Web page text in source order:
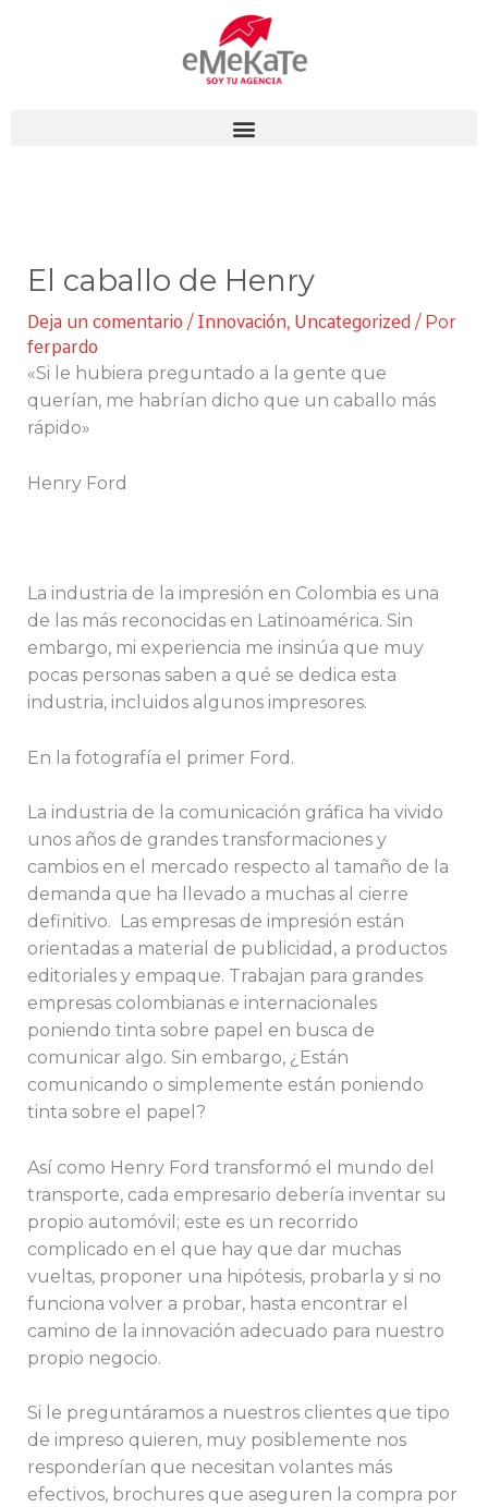
El caballo de Henry
Deja un comentario / Innovación, Uncategorized / Por
ferpardo
«Si le hubiera preguntado a la gente que
querían, me habrían dicho que un caballo más
rápido»
Henry Ford
La industria de la impresión en Colombia es una
de las más reconocidas en Latinoamérica. Sin
embargo, mi experiencia me insinúa que muy
pocas personas saben a qué se dedica esta
industria, incluidos algunos impresores.
En la fotografía el primer Ford.
La industria de la comunicación gráfica ha vivido
unos años de grandes transformaciones y
cambios en el mercado respecto al tamaño de la
demanda que ha llevado a muchas al cierre
definitivo. Las empresas de impresión están
orientadas a material de publicidad, a productos
editoriales y empaque. Trabajan para grandes
empresas colombianas e internacionales
poniendo tinta sobre papel en busca de
comunicar algo. Sin embargo, ¿Están
comunicando o simplemente están poniendo
tinta sobre el papel?
Así como Henry Ford transformó el mundo del
transporte, cada empresario debería inventar su
propio automóvil; este es un recorrido
complicado en el que hay que dar muchas
vueltas, proponer una hipótesis, probarla y si no
funciona volver a probar, hasta encontrar el
camino de la innovación adecuado para nuestro
propio negocio.
Si le preguntáramos a nuestros clientes que tipo
de impreso quieren, muy posiblemente nos
responderían que necesitan volantes más
efectivos, brochures que aseguren la compra por